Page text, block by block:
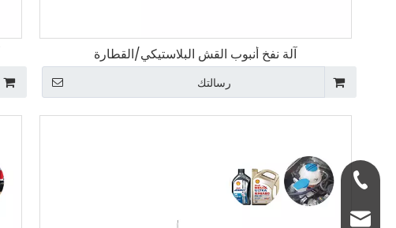
آلة نفخ أنبوب القش البلاستيكي/القطارة
رسالتك
+86-137-7300-
salbl@jwell.cn